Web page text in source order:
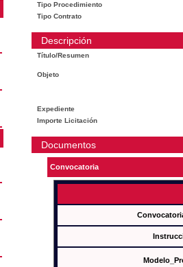
Tipo Procedimiento
Tipo Contrato
Descripción
Título/Resumen
Objeto
Expediente
Importe Licitación
Documentos
Convocatoria